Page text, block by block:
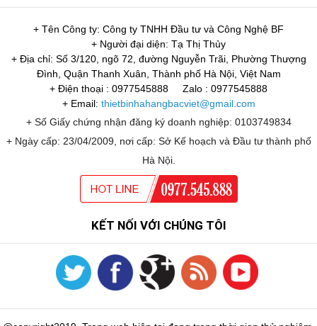
+ Tên Công ty: Công ty TNHH Đầu tư và Công Nghệ BF
+ Người đại diện: Tạ Thị Thủy
+ Địa chỉ: Số 3/120, ngõ 72, đường Nguyễn Trãi, Phường Thượng
Đình, Quận Thanh Xuân, Thành phố Hà Nội, Việt Nam
+ Điện thoại : 0977545888
Zalo : 0977545888
+ Email: thietbinhahangbacviet@gmail.com
+ Số Giấy chứng nhận đăng ký doanh nghiệp: 0103749834
+ Ngày cấp: 23/04/2009, nơi cấp: Sở Kế hoạch và Đầu tư thành phố
Hà Nội.
KẾT NỐI VỚI CHÚNG TÔI